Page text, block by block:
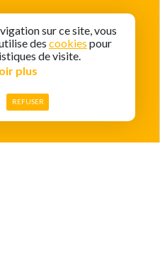
sur ce site, vous
des cookies pour
de visite.
plus
REFUSER